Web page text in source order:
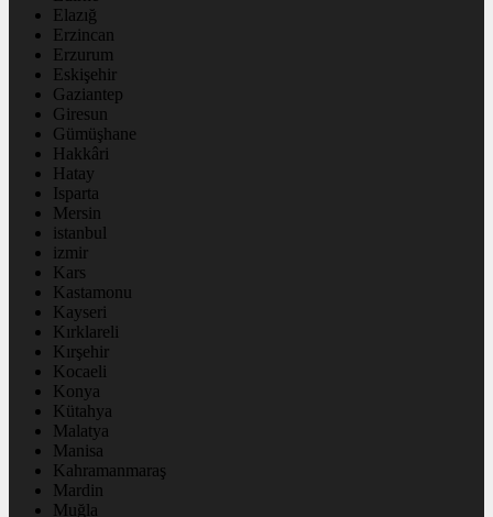
Elazığ
Erzincan
Erzurum
Eskişehir
Gaziantep
Giresun
Gümüşhane
Hakkâri
Hatay
Isparta
Mersin
istanbul
izmir
Kars
Kastamonu
Kayseri
Kırklareli
Kırşehir
Kocaeli
Konya
Kütahya
Malatya
Manisa
Kahramanmaraş
Mardin
Muğla